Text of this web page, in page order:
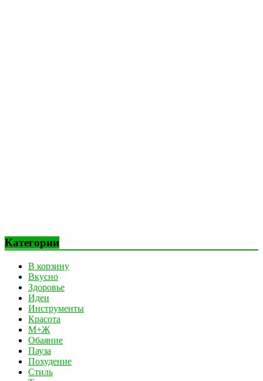
Категории
В корзину
Вкусно
Здоровье
Идеи
Инструменты
Красота
М+Ж
Обаяние
Пауза
Похудение
Стиль